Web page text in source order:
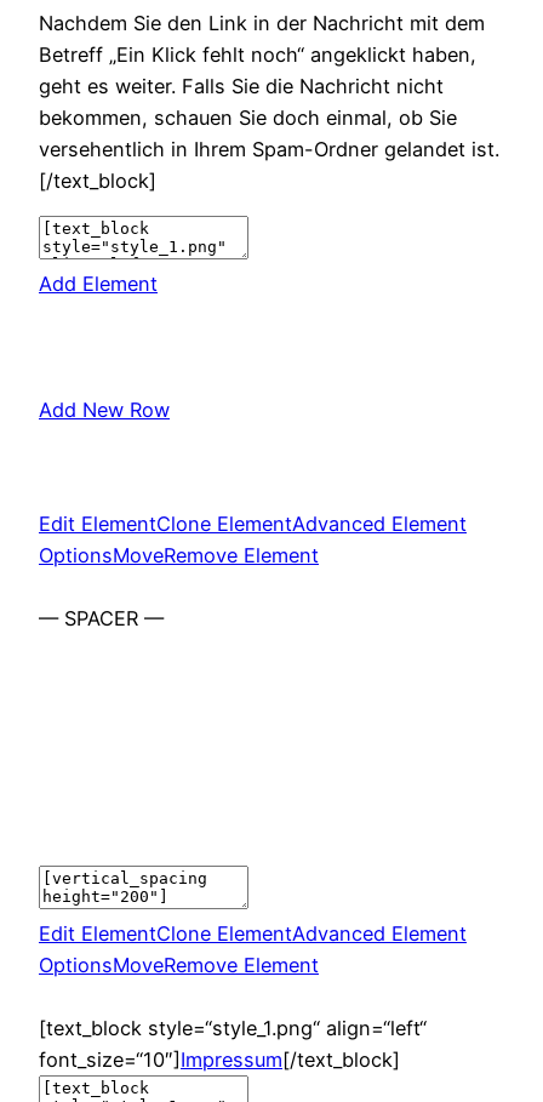
Nachdem Sie den Link in der Nachricht mit dem
Betreff „Ein Klick fehlt noch“ angeklickt haben,
geht es weiter. Falls Sie die Nachricht nicht
bekommen, schauen Sie doch einmal, ob Sie
versehentlich in Ihrem Spam-Ordner gelandet ist.
[/text_block]
Add Element
Add New Row
Edit ElementClone ElementAdvanced Element
OptionsMoveRemove Element
— SPACER —
Edit ElementClone ElementAdvanced Element
OptionsMoveRemove Element
[text_block style=“style_1.png“ align=“left“
font_size=“10″]Impressum[/text_block]